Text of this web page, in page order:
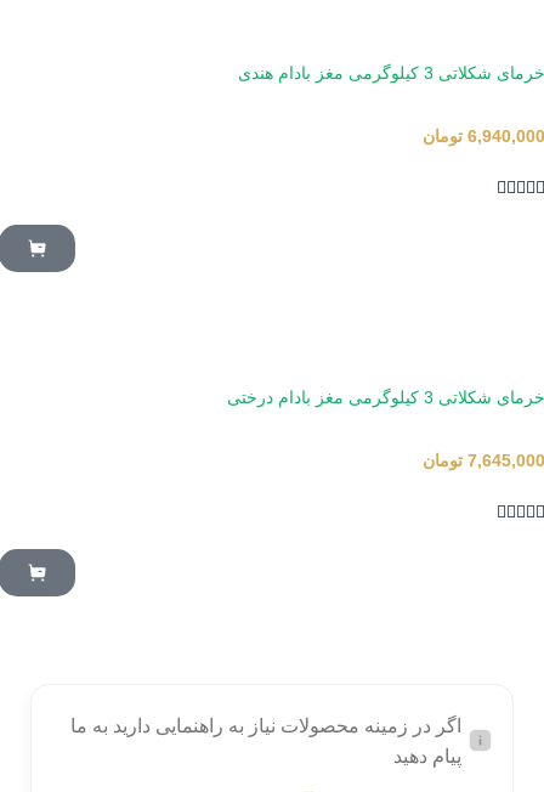
شکلاتی 3 کیلوگرمی مغز بادام هندی
تومان

شکلاتی 3 کیلوگرمی مغز بادام درختی
تومان

اگر در زمینه محصولات نیاز به راهنمایی دارید به ما
پیام دهید